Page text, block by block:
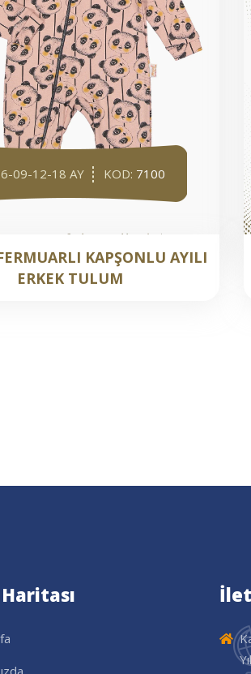
09-12-18 AY KOD: 7100
KAPŞONLU AYILI
ERKEK TULUM